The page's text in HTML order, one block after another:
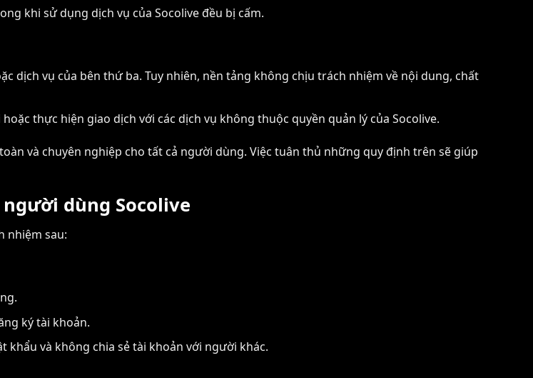
khi sử dụng dịch vụ của Socolive đều bị cấm.
dịch vụ của bên thứ ba. Tuy nhiên, nền tảng không chịu trách nhiệm về nội dung, chất
thực hiện giao dịch với các dịch vụ không thuộc quyền quản lý của Socolive.
và chuyên nghiệp cho tất cả người dùng. Việc tuân thủ những quy định trên sẽ giúp
dùng Socolive
nhiệm sau:
ký tài khoản.
khẩu và không chia sẻ tài khoản với người khác.